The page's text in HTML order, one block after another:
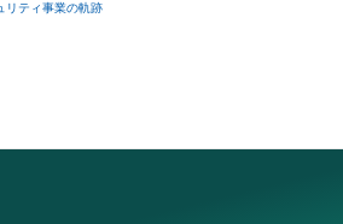
リティ事業の軌跡